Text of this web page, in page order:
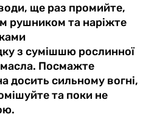
ще раз промийте,
рушником та наріжте
з сумішшю рослинної
масла. Посмажте
досить сильному вогні,
та поки не